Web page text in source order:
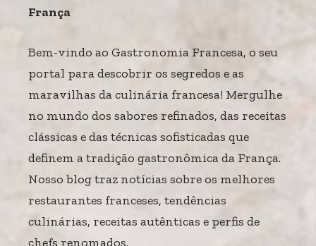
França
Bem-vindo ao Gastronomia Francesa, o seu
portal para descobrir os segredos e as
maravilhas da culinária francesa! Mergulhe
no mundo dos sabores refinados, das receitas
clássicas e das técnicas sofisticadas que
definem a tradição gastronômica da França.
Nosso blog traz notícias sobre os melhores
restaurantes franceses, tendências
culinárias, receitas autênticas e perfis de
chefs renomados.